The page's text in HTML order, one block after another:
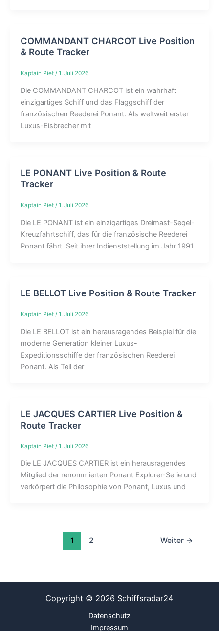
COMMANDANT CHARCOT Live Position
& Route Tracker
Kaptain Piet / 1. Juli 2026
Die COMMANDANT CHARCOT ist ein wahrhaft
einzigartiges Schiff und das Flaggschiff der
französischen Reederei Ponant. Als weltweit erster
Luxus-Eisbrecher mit
LE PONANT Live Position & Route
Tracker
Kaptain Piet / 1. Juli 2026
Die LE PONANT ist ein einzigartiges Dreimast-Segel-
Kreuzfahrtschiff, das für die französische Reederei
Ponant fährt. Seit ihrer Indienststellung im Jahr 1991
LE BELLOT Live Position & Route Tracker
Kaptain Piet / 1. Juli 2026
Die LE BELLOT ist ein herausragendes Beispiel für die
moderne Generation kleiner Luxus-
Expeditionsschiffe der französischen Reederei
Ponant. Als Teil der
LE JACQUES CARTIER Live Position &
Route Tracker
Kaptain Piet / 1. Juli 2026
Die LE JACQUES CARTIER ist ein herausragendes
Mitglied der renommierten Ponant Explorer-Serie und
verkörpert die Philosophie von Ponant, Luxus und
1 2 Weiter →
Copyright © 2026 Schiffsradar24
Datenschutz
Impressum